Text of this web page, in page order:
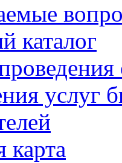
каталог
услуг